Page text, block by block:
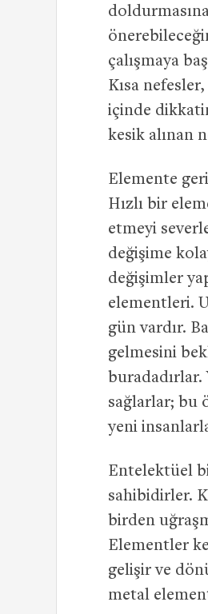
çalışmaya
Kısa
içinde
kesik alınan
Elemente
Hızlı bir
etmeyi
değişime
değişimler
elementleri.
gün vardır.
gelmesini
buradadırlar.
sağlarlar; bu
yeni
Entelektüel
sahibidirler.
birden
Elementler
gelişir ve
metal